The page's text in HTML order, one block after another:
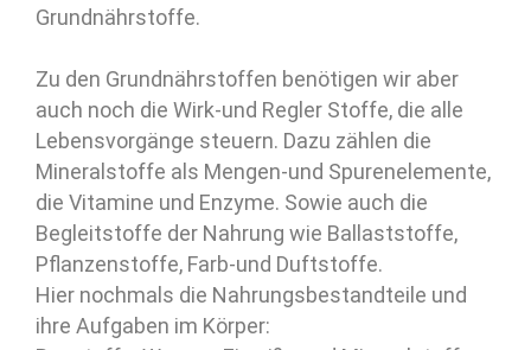
Grundnährstoffe.
Zu den Grundnährstoffen benötigen wir aber
auch noch die Wirk-und Regler Stoffe, die alle
Lebensvorgänge steuern. Dazu zählen die
Mineralstoffe als Mengen-und Spurenelemente,
die Vitamine und Enzyme. Sowie auch die
Begleitstoffe der Nahrung wie Ballaststoffe,
Pflanzenstoffe, Farb-und Duftstoffe.
Hier nochmals die Nahrungsbestandteile und
ihre Aufgaben im Körper: